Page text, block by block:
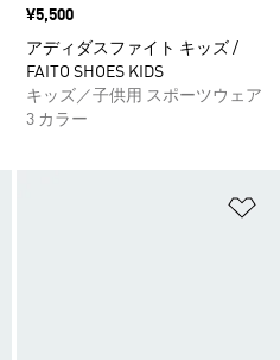
価格
¥5,500
アディダスファイト キッズ /
FAITO SHOES KIDS
キッズ／子供用 スポーツウェア
3 カラー